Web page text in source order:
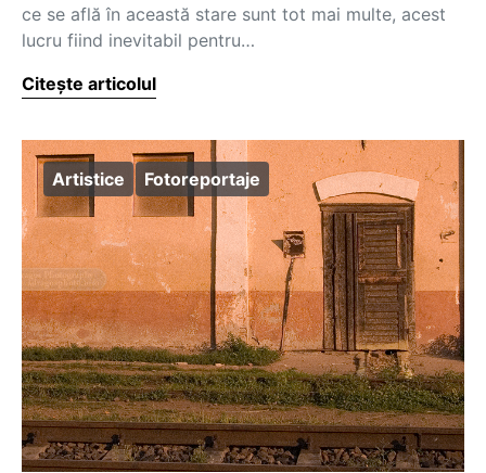
ce se află în această stare sunt tot mai multe, acest
lucru fiind inevitabil pentru…
Citește articolul
Artistice Fotoreportaje